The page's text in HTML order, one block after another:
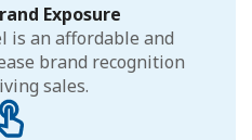
Exposure
is an affordable and
brand recognition
sales.